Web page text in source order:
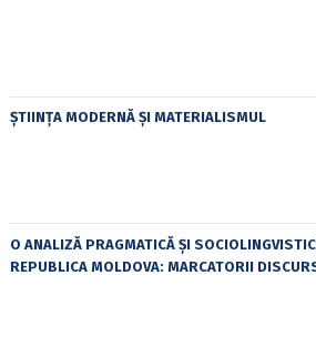
ȘTIINȚA MODERNĂ ȘI MATERIALISMUL
O ANALIZĂ PRAGMATICĂ ȘI
REPUBLICA MOLDOVA: MARCATORII